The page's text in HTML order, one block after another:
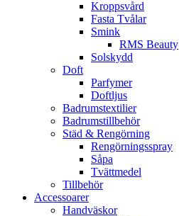
Kroppsvård
Fasta Tvålar
Smink
RMS Beauty
Solskydd
Doft
Parfymer
Doftljus
Badrumstextilier
Badrumstillbehör
Städ & Rengörning
Rengörningsspray
Såpa
Tvättmedel
Tillbehör
Accessoarer
Handväskor